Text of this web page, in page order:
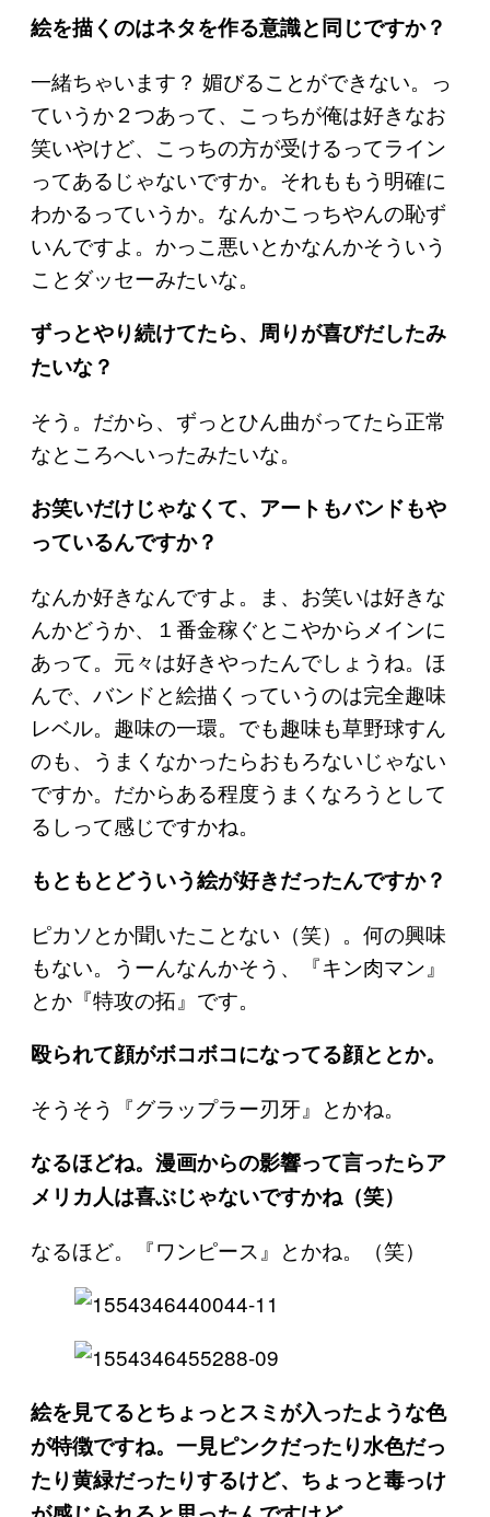
絵を描くのはネタを作る意識と同じですか？
一緒ちゃいます？ 媚びることができない。っ
ていうか２つあって、こっちが俺は好きなお
笑いやけど、こっちの方が受けるってライン
ってあるじゃないですか。それももう明確に
わかるっていうか。なんかこっちやんの恥ず
いんですよ。かっこ悪いとかなんかそういう
ことダッセーみたいな。
ずっとやり続けてたら、周りが喜びだしたみ
たいな？
そう。だから、ずっとひん曲がってたら正常
なところへいったみたいな。
お笑いだけじゃなくて、アートもバンドもや
っているんですか？
なんか好きなんですよ。ま、お笑いは好きな
んかどうか、１番金稼ぐとこやからメインに
あって。元々は好きやったんでしょうね。ほ
んで、バンドと絵描くっていうのは完全趣味
レベル。趣味の一環。でも趣味も草野球すん
のも、うまくなかったらおもろないじゃない
ですか。だからある程度うまくなろうとして
るしって感じですかね。
もともとどういう絵が好きだったんですか？
ピカソとか聞いたことない（笑）。何の興味
もない。うーんなんかそう、『キン肉マン』
とか『特攻の拓』です。
殴られて顔がボコボコになってる顔ととか。
そうそう『グラップラー刃牙』とかね。
なるほどね。漫画からの影響って言ったらア
メリカ人は喜ぶじゃないですかね（笑）
なるほど。『ワンピース』とかね。（笑）
絵を見てるとちょっとスミが入ったような色
が特徴ですね。一見ピンクだったり水色だっ
たり黄緑だったりするけど、ちょっと毒っけ